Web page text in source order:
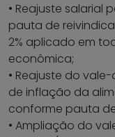
• Reajuste salarial
pauta de
2% aplicado em
econômica;
• Reajuste do
de inflação da
conforme pauta
• Ampliação do